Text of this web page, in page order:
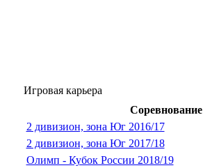
Игровая карьера
Соревнование
2 дивизион, зона Юг 2016/17
2 дивизион, зона Юг 2017/18
Олимп - Кубок России 2018/19